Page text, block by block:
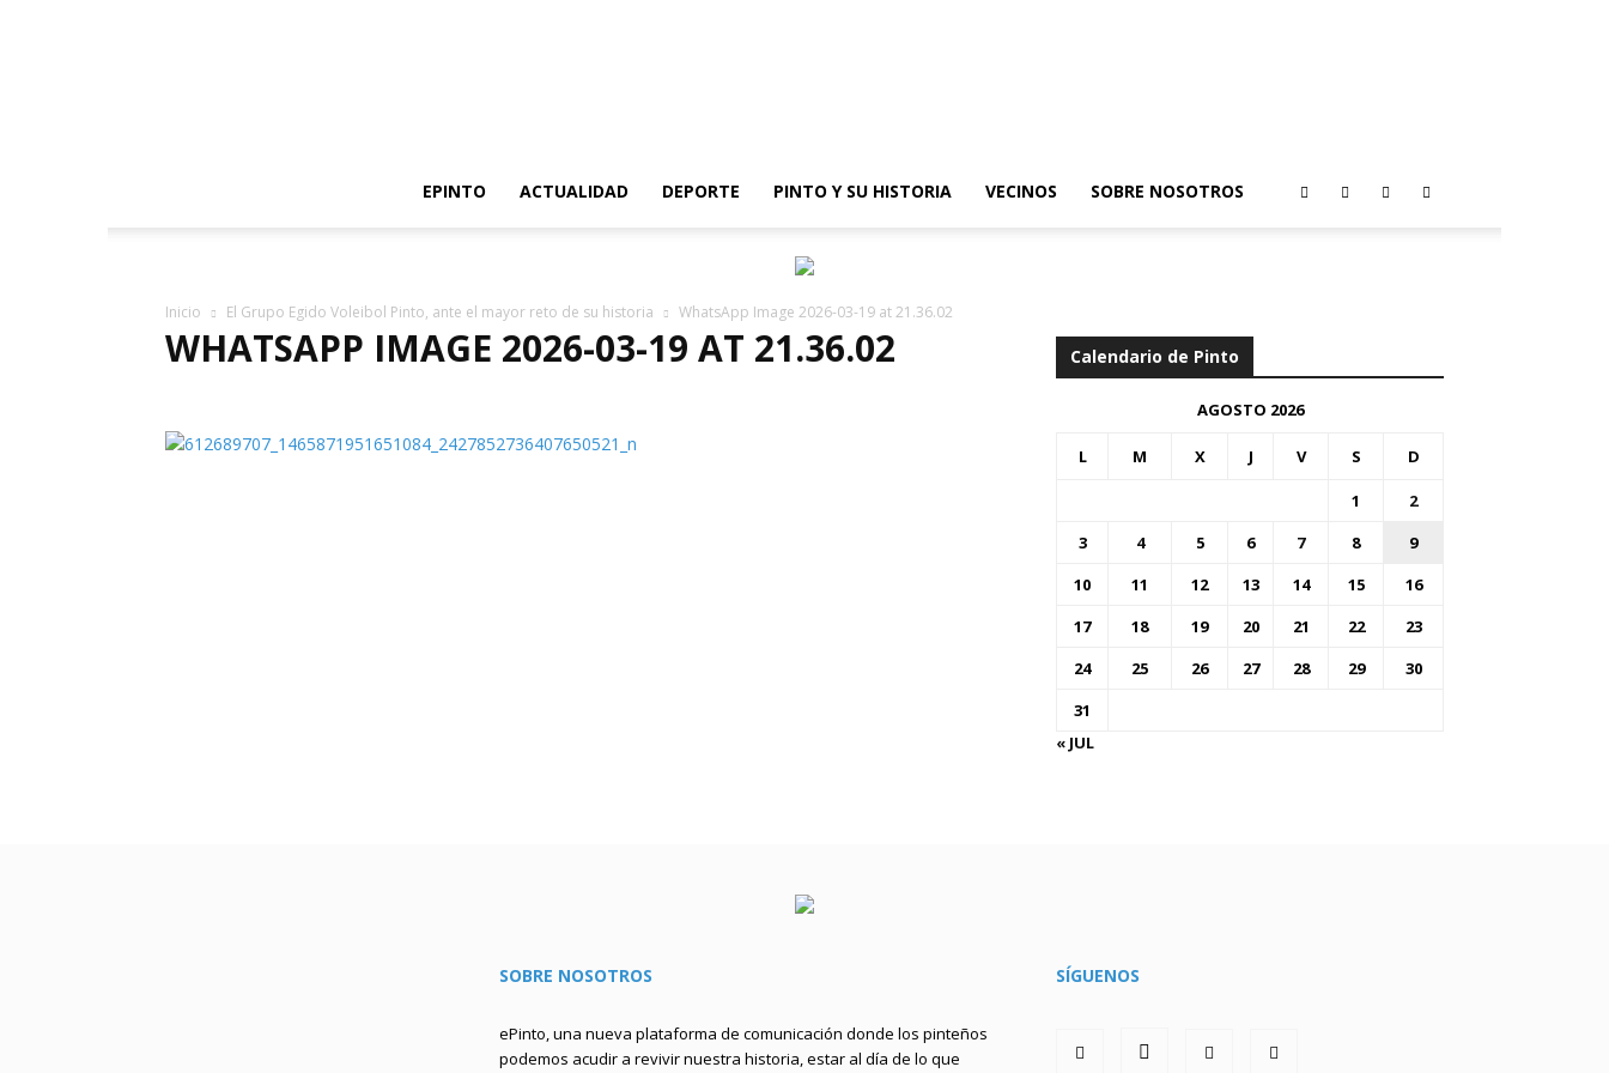
EPINTO
ACTUALIDAD DEPORTE PINTO Y SU HISTORIA VECINOS SOBRE NOSOTROS
Inicio El Grupo Egido Voleibol Pinto, ante el mayor reto de su historia WhatsApp Image 2026-03-19 at 21.36.02
WHATSAPP IMAGE 2026-03-19 AT 21.36.02 Calendario de Pinto
AGOSTO 2026
L M X J V S D
1
2
3
4 5 6 7 8
9
10
11 12 13 14 15
16
17
18 19 20 21 22
23
24
25 26 27 28 29
30
31
« JUL
SOBRE NOSOTROS
ePinto, una nueva plataforma de comunicación donde los pinteños
podemos acudir a revivir nuestra historia, estar al día de lo que
SÍGUENOS